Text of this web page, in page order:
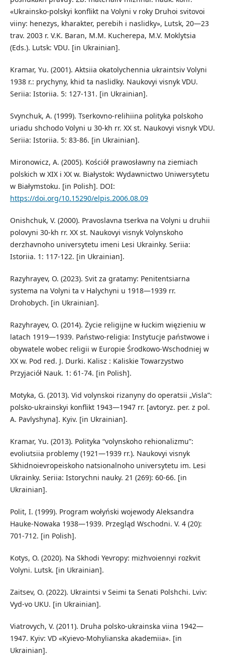
«Ukrainsko-polskyi konflikt na Volyni v roky Druhoi svitovoi
viiny: henezys, kharakter, perebih i naslidky», Lutsk, 20—23
trav. 2003 r. V.K. Baran, M.M. Kucherepa, M.V. Moklytsia
(Eds.). Lutsk: VDU. [in Ukrainian].
Kramar, Yu. (2001). Aktsiia okatolychennia ukraintsiv Volyni
1938 r.: prychyny, khid ta naslidky. Naukovyi visnyk VDU.
Seriia: Istoriia. 5: 127-131. [in Ukrainian].
Svynchuk, A. (1999). Tserkovno-relihiina polityka polskoho
uriadu shchodo Volyni u 30-kh rr. XX st. Naukovyi visnyk VDU.
Seriia: Istoriia. 5: 83-86. [in Ukrainian].
Mironowicz, A. (2005). Kościół prawosławny na ziemiach
polskich w XIX i XX w. Białystok: Wydawnictwo Uniwersytetu
w Białymstoku. [in Polish]. DOI:
https://doi.org/10.15290/elpis.2006.08.09
Onishchuk, V. (2000). Pravoslavna tserkva na Volyni u druhii
polovyni 30-kh rr. XX st. Naukovyi visnyk Volynskoho
derzhavnoho universytetu imeni Lesi Ukrainky. Seriia:
Istoriia. 1: 117-122. [in Ukrainian].
Razyhrayev, O. (2023). Svit za gratamy: Penitentsiarna
systema na Volyni ta v Halychyni u 1918—1939 rr.
Drohobych. [in Ukrainian].
Razyhrayev, O. (2014). Życie religijne w łuckim więzieniu w
latach 1919—1939. Państwo-religia: Instytucje państwowe i
obywatele wobec religii w Europie Środkowo-Wschodniej w
XX w. Pod red. J. Durki. Kalisz : Kaliskie Towarzystwo
Przyjaciół Nauk. 1: 61-74. [in Polish].
Motyka, G. (2013). Vid volynskoi rizanyny do operatsii „Visla”:
polsko-ukrainskyi konflikt 1943—1947 rr. [avtoryz. per. z pol.
A. Pavlyshyna]. Kyiv. [in Ukrainian].
Kramar, Yu. (2013). Polityka “volynskoho rehionalizmu”:
evoliutsiia problemy (1921—1939 rr.). Naukovyi visnyk
Skhidnoievropeiskoho natsionalnoho universytetu im. Lesi
Ukrainky. Seriia: Istorychni nauky. 21 (269): 60-66. [in
Ukrainian].
Polit, I. (1999). Program wołyński wojewody Aleksandra
Hauke-Nowaka 1938—1939. Przegląd Wschodni. V. 4 (20):
701-712. [in Polish].
Kotys, O. (2020). Na Skhodi Yevropy: mizhvoiennyi rozkvit
Volyni. Lutsk. [in Ukrainian].
Zaitsev, O. (2022). Ukraintsi v Seimi ta Senati Polshchi. Lviv:
Vyd-vo UKU. [in Ukrainian].
Viatrovych, V. (2011). Druha polsko-ukrainska viina 1942—
1947. Kyiv: VD «Kyievo-Mohylianska akademiia». [in
Ukrainian].